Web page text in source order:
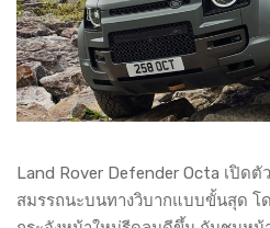
Land Rover Defender Octa เปิด
สมรรถนะบนทางวิบากแบบขั้นสุด โ